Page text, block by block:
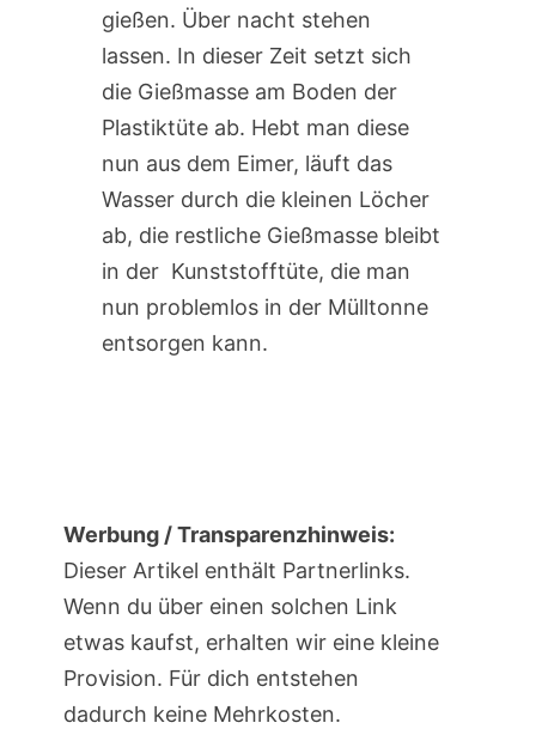
gießen. Über nacht stehen
lassen. In dieser Zeit setzt sich
die Gießmasse am Boden der
Plastiktüte ab. Hebt man diese
nun aus dem Eimer, läuft das
Wasser durch die kleinen Löcher
ab, die restliche Gießmasse bleibt
in der Kunststofftüte, die man
nun problemlos in der Mülltonne
entsorgen kann.
Werbung / Transparenzhinweis:
Dieser Artikel enthält Partnerlinks.
Wenn du über einen solchen Link
etwas kaufst, erhalten wir eine kleine
Provision. Für dich entstehen
dadurch keine Mehrkosten.